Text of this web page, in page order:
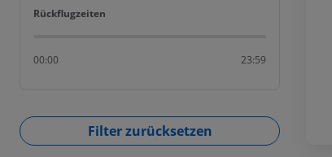
Rückflugzeiten
Rückflugzeiten
00:00 23:59
Filter zurücksetzen